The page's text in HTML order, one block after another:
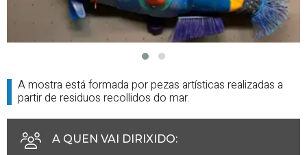
A mostra está formada por pezas artísticas realizadas a
partir de residuos recollidos do mar.
A QUEN VAI DIRIXIDO: